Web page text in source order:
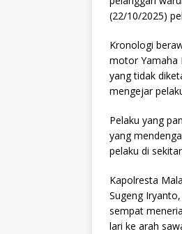
(22/10/2025)
Kronologi
motor Yamaha
yang tidak
mengejar
Pelaku yang
yang
pelaku di
Kapolresta
Sugeng
sempat
lari ke arah